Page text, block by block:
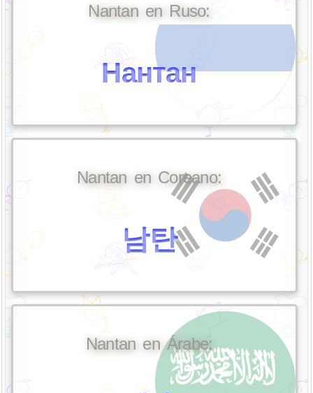
Nantan en Ruso:
Нантан
Nantan en Coreano:
남탄
Nantan en Árabe: